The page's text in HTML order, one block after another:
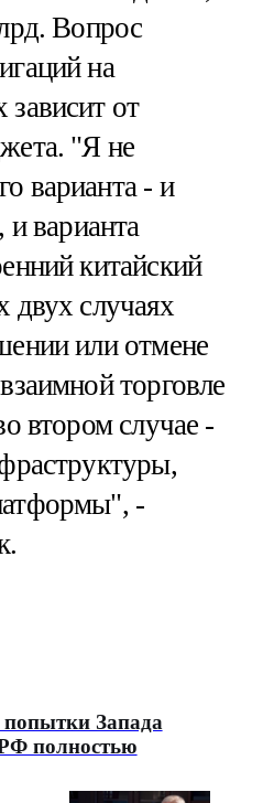
Вопрос
на
от
"Я не
варианта - и
варианта
китайский
случаях
или отмене
торговле
втором случае -
-
Запада
полностью